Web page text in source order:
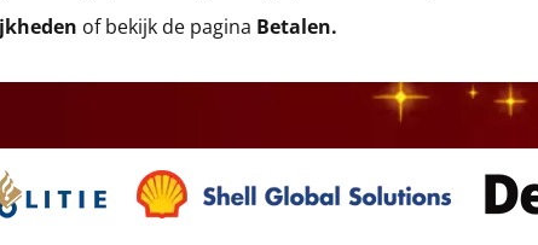
of bekijk de pagina Betalen.